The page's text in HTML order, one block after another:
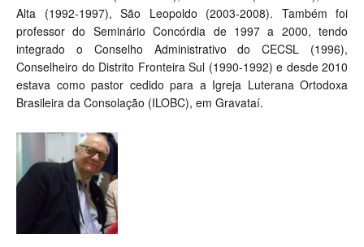
Alta (1992-1997), São Leopoldo (2003-2008). Também foi
professor do Seminário Concórdia de 1997 a 2000, tendo
integrado o Conselho Administrativo do CECSL (1996),
Conselheiro do Distrito Fronteira Sul (1990-1992) e desde 2010
estava como pastor cedido para a Igreja Luterana Ortodoxa
Brasileira da Consolação (ILOBC), em Gravataí.